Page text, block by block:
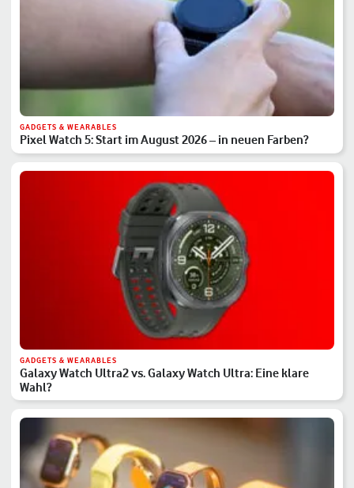
GADGETS & WEARABLES
Pixel Watch 5: Start im August 2026 – in neuen Farben?
GADGETS & WEARABLES
Galaxy Watch Ultra2 vs. Galaxy Watch Ultra: Eine klare
Wahl?